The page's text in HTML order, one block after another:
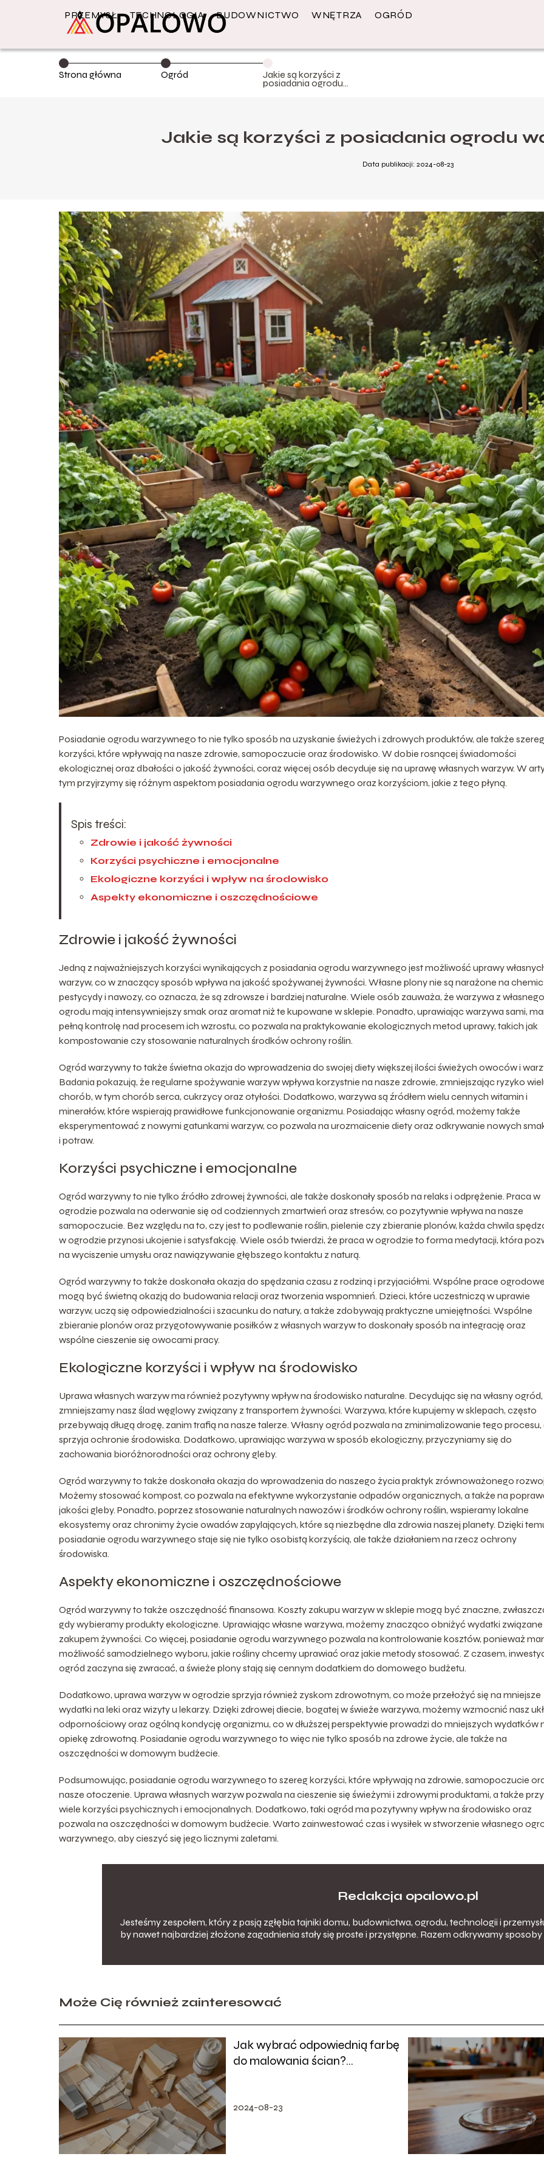
PRZEMYSŁ TECHNOLOGIA BUDOWNICTWO WNĘTRZA OGRÓD
Strona główna Ogród Jakie są korzyści z
posiadania ogrodu
warzywnego?
Jakie są korzyści z posiadania ogrodu
Data publikacji: 2024-08-23
Posiadanie ogrodu warzywnego to nie tylko sposób na uzyskanie świeżych i zdrowych produktów, ale także szereg
korzyści, które wpływają na nasze zdrowie, samopoczucie oraz środowisko. W dobie rosnącej świadomości
ekologicznej oraz dbałości o jakość żywności, coraz więcej osób decyduje się na uprawę własnych warzyw. W
tym przyjrzymy się różnym aspektom posiadania ogrodu warzywnego oraz korzyściom, jakie z tego płyną.
Spis treści:
Zdrowie i jakość żywności
Korzyści psychiczne i emocjonalne
Ekologiczne korzyści i wpływ na środowisko
Aspekty ekonomiczne i oszczędnościowe
Zdrowie i jakość żywności
Jedną z najważniejszych korzyści wynikających z posiadania ogrodu warzywnego jest możliwość uprawy
warzyw, co w znaczący sposób wpływa na jakość spożywanej żywności. Własne plony nie są narażone na
pestycydy i nawozy, co oznacza, że są zdrowsze i bardziej naturalne. Wiele osób zauważa, że warzywa z własnego
ogrodu mają intensywniejszy smak oraz aromat niż te kupowane w sklepie. Ponadto, uprawiając warzywa sami,
pełną kontrolę nad procesem ich wzrostu, co pozwala na praktykowanie ekologicznych metod uprawy, takich jak
kompostowanie czy stosowanie naturalnych środków ochrony roślin.
Ogród warzywny to także świetna okazja do wprowadzenia do swojej diety większej ilości świeżych owoców i
Badania pokazują, że regularne spożywanie warzyw wpływa korzystnie na nasze zdrowie, zmniejszając ryzyko
chorób, w tym chorób serca, cukrzycy oraz otyłości. Dodatkowo, warzywa są źródłem wielu cennych witamin i
minerałów, które wspierają prawidłowe funkcjonowanie organizmu. Posiadając własny ogród, możemy także
eksperymentować z nowymi gatunkami warzyw, co pozwala na urozmaicenie diety oraz odkrywanie nowych
i potraw.
Korzyści psychiczne i emocjonalne
Ogród warzywny to nie tylko źródło zdrowej żywności, ale także doskonały sposób na relaks i odprężenie. Praca w
ogrodzie pozwala na oderwanie się od codziennych zmartwień oraz stresów, co pozytywnie wpływa na nasze
samopoczucie. Bez względu na to, czy jest to podlewanie roślin, pielenie czy zbieranie plonów, każda chwila
w ogrodzie przynosi ukojenie i satysfakcję. Wiele osób twierdzi, że praca w ogrodzie to forma medytacji, która
na wyciszenie umysłu oraz nawiązywanie głębszego kontaktu z naturą.
Ogród warzywny to także doskonała okazja do spędzania czasu z rodziną i przyjaciółmi. Wspólne prace ogrodowe
mogą być świetną okazją do budowania relacji oraz tworzenia wspomnień. Dzieci, które uczestniczą w uprawie
warzyw, uczą się odpowiedzialności i szacunku do natury, a także zdobywają praktyczne umiejętności. Wspólne
zbieranie plonów oraz przygotowywanie posiłków z własnych warzyw to doskonały sposób na integrację oraz
wspólne cieszenie się owocami pracy.
Ekologiczne korzyści i wpływ na środowisko
Uprawa własnych warzyw ma również pozytywny wpływ na środowisko naturalne. Decydując się na własny ogród,
zmniejszamy nasz ślad węglowy związany z transportem żywności. Warzywa, które kupujemy w sklepach, często
przebywają długą drogę, zanim trafią na nasze talerze. Własny ogród pozwala na zminimalizowanie tego procesu,
sprzyja ochronie środowiska. Dodatkowo, uprawiając warzywa w sposób ekologiczny, przyczyniamy się do
zachowania bioróżnorodności oraz ochrony gleby.
Ogród warzywny to także doskonała okazja do wprowadzenia do naszego życia praktyk zrównoważonego
Możemy stosować kompost, co pozwala na efektywne wykorzystanie odpadów organicznych, a także na
jakości gleby. Ponadto, poprzez stosowanie naturalnych nawozów i środków ochrony roślin, wspieramy lokalne
ekosystemy oraz chronimy życie owadów zapylających, które są niezbędne dla zdrowia naszej planety. Dzięki
posiadanie ogrodu warzywnego staje się nie tylko osobistą korzyścią, ale także działaniem na rzecz ochrony
środowiska.
Aspekty ekonomiczne i oszczędnościowe
Ogród warzywny to także oszczędność finansowa. Koszty zakupu warzyw w sklepie mogą być znaczne,
gdy wybieramy produkty ekologiczne. Uprawiając własne warzywa, możemy znacząco obniżyć wydatki związane
zakupem żywności. Co więcej, posiadanie ogrodu warzywnego pozwala na kontrolowanie kosztów, ponieważ
możliwość samodzielnego wyboru, jakie rośliny chcemy uprawiać oraz jakie metody stosować. Z czasem,
ogród zaczyna się zwracać, a świeże plony stają się cennym dodatkiem do domowego budżetu.
Dodatkowo, uprawa warzyw w ogrodzie sprzyja również zyskom zdrowotnym, co może przełożyć się na mniejsze
wydatki na leki oraz wizyty u lekarzy. Dzięki zdrowej diecie, bogatej w świeże warzywa, możemy wzmocnić nasz
odpornościowy oraz ogólną kondycję organizmu, co w dłuższej perspektywie prowadzi do mniejszych wydatków
opiekę zdrowotną. Posiadanie ogrodu warzywnego to więc nie tylko sposób na zdrowe życie, ale także na
oszczędności w domowym budżecie.
Podsumowując, posiadanie ogrodu warzywnego to szereg korzyści, które wpływają na zdrowie, samopoczucie
nasze otoczenie. Uprawa własnych warzyw pozwala na cieszenie się świeżymi i zdrowymi produktami, a także
wiele korzyści psychicznych i emocjonalnych. Dodatkowo, taki ogród ma pozytywny wpływ na środowisko oraz
pozwala na oszczędności w domowym budżecie. Warto zainwestować czas i wysiłek w stworzenie własnego
warzywnego, aby cieszyć się jego licznymi zaletami.
Redakcja opalowo.pl
Jesteśmy zespołem, który z pasją zgłębia tajniki domu, budownictwa, ogrodu, technologii i
by nawet najbardziej złożone zagadnienia stały się proste i przystępne. Razem odkrywamy
Może Cię również zainteresować
Jak wybrać odpowiednią farbę
do malowania ścian?
2024-08-23